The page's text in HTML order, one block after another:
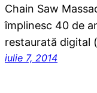
Chain Saw
împlinesc 40 de
restaurată digital
iulie 7, 2014